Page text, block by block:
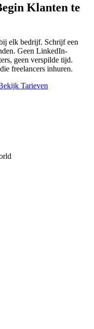
Klanten te
elk bedrijf. Schrijf een
Geen LinkedIn-
geen verspilde tijd.
freelancers inhuren.
Tarieven